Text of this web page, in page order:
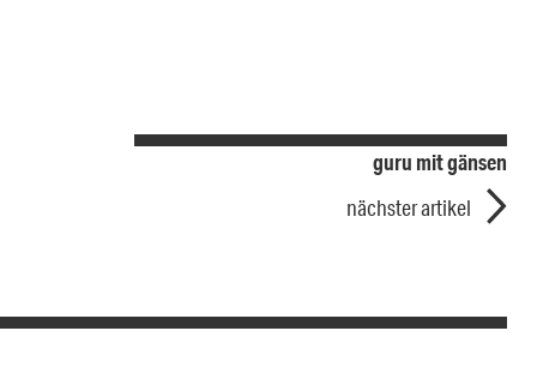
guru mit gänsen
nächster artikel